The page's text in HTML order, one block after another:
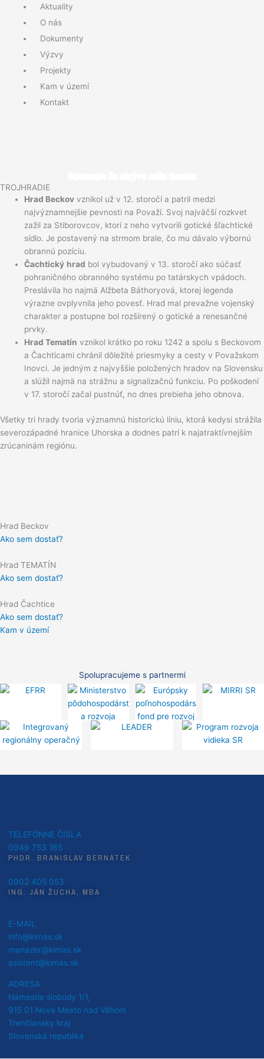
Menu
Aktuality
O nás
Dokumenty
Výzvy
Projekty
Kam v území
Kontakt
TROJHRADIE
Hrad Beckov vznikol už v 12. storočí a patril medzi
najvýznamnejšie pevnosti na Považí. Svoj najväčší rozkvet
zažil za Stiborovcov, ktorí z neho vytvorili gotické šľachtické
sídlo. Je postavený na strmom brale, čo mu dávalo výbornú
obrannú pozíciu.
Čachtický hrad bol vybudovaný v 13. storočí ako súčasť
pohraničného obranného systému po tatárskych vpádoch.
Preslávila ho najmä Alžbeta Báthoryová, ktorej legenda
výrazne ovplyvnila jeho povesť. Hrad mal prevažne vojenský
charakter a postupne bol rozšírený o gotické a renesančné
prvky.
Hrad Tematín vznikol krátko po roku 1242 a spolu s Beckovom
a Čachticami chránil dôležité priesmyky a cesty v Považskom
Inovci. Je jedným z najvyššie položených hradov na Slovensku
a slúžil najmä na strážnu a signalizačnú funkciu. Po poškodení
v 17. storočí začal pustnúť, no dnes prebieha jeho obnova.
Všetky tri hrady tvoria významnú historickú líniu, ktorá kedysi strážila
severozápadné hranice Uhorska a dodnes patrí k najatraktívnejším
zrúcaninám regiónu.
Hrad Beckov
Ako sem dostať?
Hrad TEMATÍN
Ako sem dostať?
Hrad Čachtice
Ako sem dostať?
Kam v území
Spolupracujeme s partnermi
TELEFÓNNE ČÍSLA
0949 753 165
PHDR. BRANISLAV BERNÁTEK
0902 405 053
ING. JÁN ŽUCHA, MBA
E-MAIL
info@kimas.sk
manazer@kimas.sk
asistent@kimas.sk
ADRESA
Námestie slobody 1/1,
915 01 Nové Mesto nad Váhom
Trenčiansky kraj
Slovenská republika